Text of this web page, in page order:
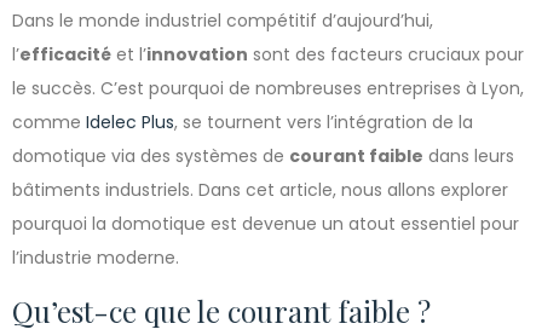
Dans le monde industriel compétitif d’aujourd’hui,
l’efficacité et l’innovation sont des facteurs cruciaux pour
le succès. C’est pourquoi de nombreuses entreprises à Lyon,
comme Idelec Plus, se tournent vers l’intégration de la
domotique via des systèmes de courant faible dans leurs
bâtiments industriels. Dans cet article, nous allons explorer
pourquoi la domotique est devenue un atout essentiel pour
l’industrie moderne.
Qu’est-ce que le courant faible ?